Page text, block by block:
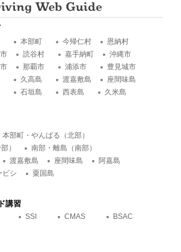
本部町 今帰仁村
恩納村
読谷村 嘉手納町
沖縄市
那覇市 浦添市
豊見城市
久高島 渡嘉敷島
座間味島
石垣島 西表島 久米島
本部町・やんばる（北部）
）
南部・離島（南部）
渡嘉敷島 座間味島
阿嘉島
ビシ 粟国島
講習
SSI CMAS BSAC